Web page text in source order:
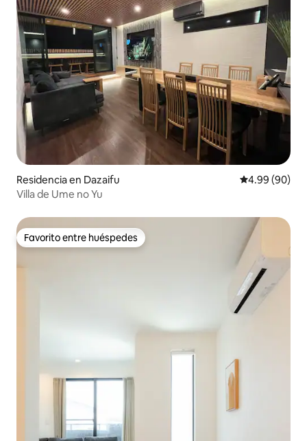
Residencia en Dazaifu Calificación
4.99 (90)
Villa de Ume no Yu
Favorito entre huéspedes
Favorito entre huéspedes